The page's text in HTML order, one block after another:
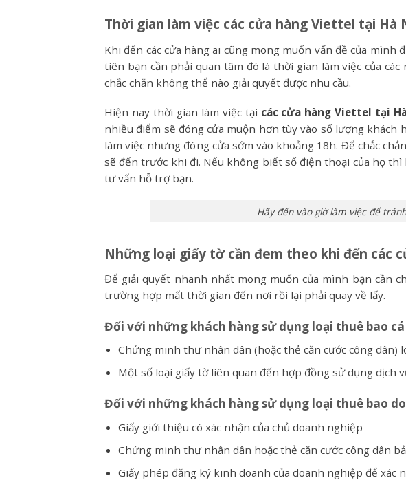
Thời gian làm việc các cửa hàng Viettel tại Hà
Khi đến các cửa hàng ai cũng mong muốn vấn đề của mình
tiên bạn cần phải quan tâm đó là thời gian làm việc của
chắc chắn không thể nào giải quyết được nhu cầu.
Hiện nay thời gian làm việc tại các cửa hàng Viettel tại
nhiều điểm sẽ đóng cửa muộn hơn tùy vào số lượng khách
làm việc nhưng đóng cửa sớm vào khoảng 18h. Để chắc
sẽ đến trước khi đi. Nếu không biết số điện thoại của họ
tư vấn hỗ trợ bạn.
Hãy đến vào giờ làm việc để
Những loại giấy tờ cần đem theo khi đến các
Để giải quyết nhanh nhất mong muốn của mình bạn cần
trường hợp mất thời gian đến nơi rồi lại phải quay về lấy.
Đối với những khách hàng sử dụng loại thuê bao
Chứng minh thư nhân dân (hoặc thẻ căn cước công dân)
Một số loại giấy tờ liên quan đến hợp đồng sử dụng dịch
Đối với những khách hàng sử dụng loại thuê bao
Giấy giới thiệu có xác nhận của chủ doanh nghiệp
Chứng minh thư nhân dân hoặc thẻ căn cước công dân
Giấy phép đăng ký kinh doanh của doanh nghiệp để xác